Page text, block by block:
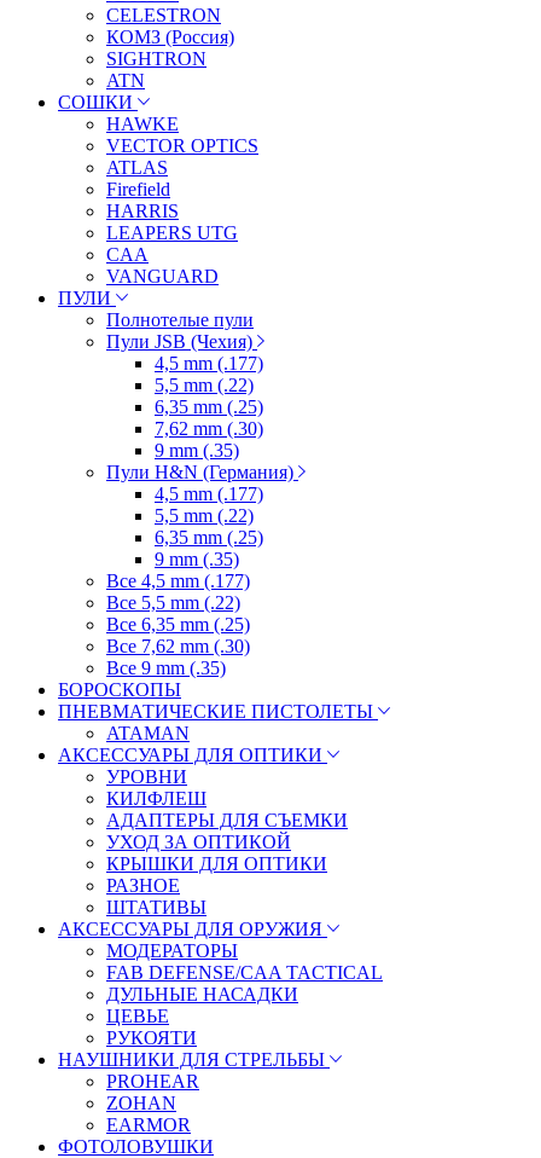
CELESTRON
КОМЗ (Россия)
SIGHTRON
ATN
СОШКИ
HAWKE
VECTOR OPTICS
ATLAS
Firefield
HARRIS
LEAPERS UTG
CAA
VANGUARD
ПУЛИ
Полнотелые пули
Пули JSB (Чехия)
4,5 mm (.177)
5,5 mm (.22)
6,35 mm (.25)
7,62 mm (.30)
9 mm (.35)
Пули H&N (Германия)
4,5 mm (.177)
5,5 mm (.22)
6,35 mm (.25)
9 mm (.35)
Все 4,5 mm (.177)
Все 5,5 mm (.22)
Все 6,35 mm (.25)
Все 7,62 mm (.30)
Все 9 mm (.35)
БОРОСКОПЫ
ПНЕВМАТИЧЕСКИЕ ПИСТОЛЕТЫ
ATAMAN
АКСЕССУАРЫ ДЛЯ ОПТИКИ
УРОВНИ
КИЛФЛЕШ
АДАПТЕРЫ ДЛЯ СЪЕМКИ
УХОД ЗА ОПТИКОЙ
КРЫШКИ ДЛЯ ОПТИКИ
РАЗНОЕ
ШТАТИВЫ
АКСЕССУАРЫ ДЛЯ ОРУЖИЯ
МОДЕРАТОРЫ
FAB DEFENSE/CAA TACTICAL
ДУЛЬНЫЕ НАСАДКИ
ЦЕВЬЕ
РУКОЯТИ
НАУШНИКИ ДЛЯ СТРЕЛЬБЫ
PROHEAR
ZOHAN
EARMOR
ФОТОЛОВУШКИ